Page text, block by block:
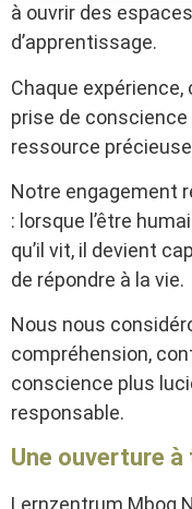
à ouvrir des
d’apprentissage.
Chaque
prise de
ressource
Notre engagement
: lorsque l’être
qu’il vit, il devient
de répondre à la vie.
Nous nous
compréhension,
conscience plus
responsable.
Une ouverture à
Lernzentrum Mbog